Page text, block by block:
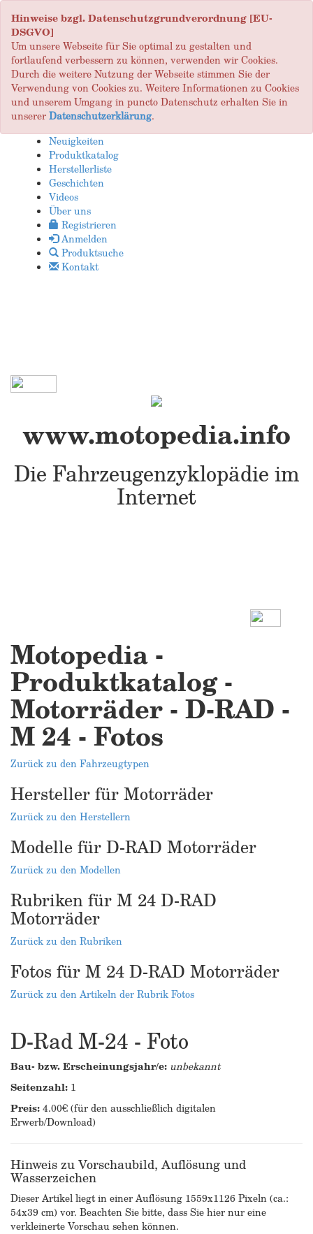
Hinweise bzgl. Datenschutzgrundverordnung [EU-
DSGVO]
Um unsere Webseite für Sie optimal zu gestalten und
fortlaufend verbessern zu können, verwenden wir Cookies.
Durch die weitere Nutzung der Webseite stimmen Sie der
Verwendung von Cookies zu. Weitere Informationen zu Cookies
und unserem Umgang in puncto Datenschutz erhalten Sie in
unsererDatenschutzerklärung.
Neuigkeiten
Produktkatalog
Herstellerliste
Geschichten
Videos
Über uns
Registrieren
Anmelden
Produktsuche
Kontakt
www.motopedia.info
Die Fahrzeugenzyklopädie im
Internet
Motopedia -
Produktkatalog -
Motorräder - D-RAD -
M 24 - Fotos
Zurück zu den Fahrzeugtypen
Hersteller für Motorräder
Zurück zu den Herstellern
Modelle für D-RAD Motorräder
Zurück zu den Modellen
Rubriken für M 24 D-RAD
Motorräder
Zurück zu den Rubriken
Fotos für M 24 D-RAD Motorräder
Zurück zu den Artikeln der Rubrik Fotos
D-Rad M-24 - Foto
Bau- bzw. Erscheinungsjahr/e: unbekannt
Seitenzahl: 1
Preis:4.00€ (für den ausschließlich digitalen
Erwerb/Download)
Hinweis zu Vorschaubild, Auflösung und
Wasserzeichen
Dieser Artikel liegt in einer Auflösung 1559x1126 Pixeln (ca.:
54x39 cm) vor. Beachten Sie bitte, dass Sie hier nur eine
verkleinerte Vorschau sehen können.